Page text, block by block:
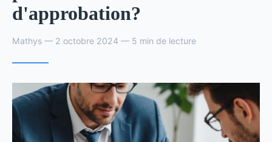
d'approbation?
Mathys — 2 octobre 2024 — 5 min de lecture